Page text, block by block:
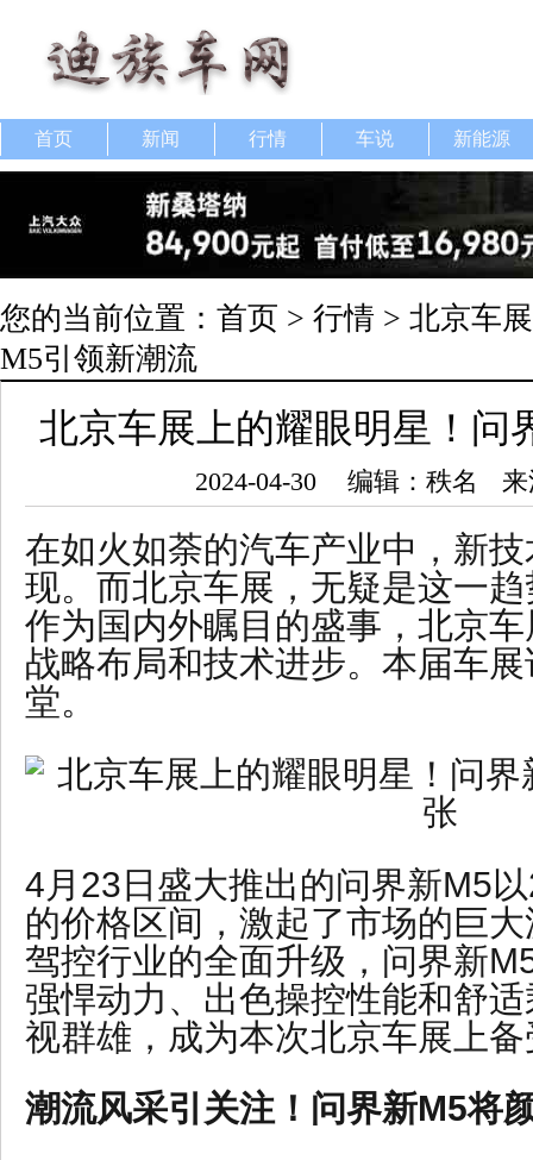
首页 新闻 行情 车说 新能源
您的当前位置： 首页 > 行情 > 北京车
M5引领新潮流
北京车展上的耀眼明星！问
2024-04-30 编辑：秩名
在如火如荼的汽车产业中，新
现。而北京车展，无疑是这一
作为国内外瞩目的盛事，北京
战略布局和技术进步。本届车
堂。
4月23日盛大推出的问界新M5
的价格区间，激起了市场的巨
驾控行业的全面升级，问界新
强悍动力、出色操控性能和舒
视群雄，成为本次北京车展上
潮流风采引关注！问界新M5将